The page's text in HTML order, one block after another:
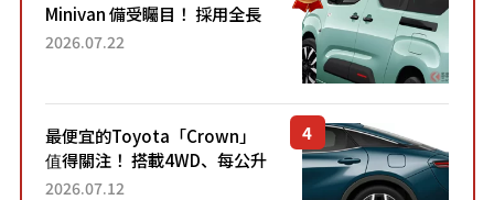
Minivan 備受矚目！ 採用全長
4.7公尺剛剛好的車身尺寸與
2026.07.22
最便宜的Toyota「Crown」
值得關注！ 搭載4WD、每公升
22.4公里低油耗表現超亮眼！
2026.07.12